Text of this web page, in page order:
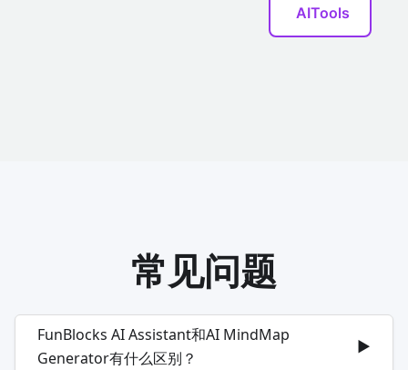
AITools
常见问题
FunBlocks AI Assistant和AI MindMap
Generator有什么区别？
▶